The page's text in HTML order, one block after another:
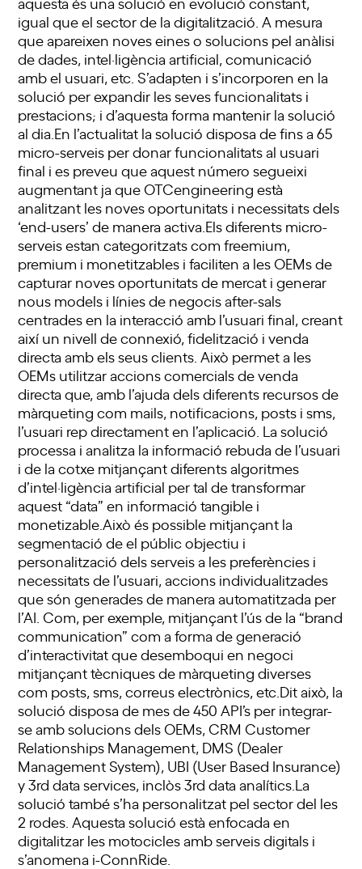
igual que el sector de la digitalització. A mesura
que apareixen noves eines o solucions pel anàlisi
de dades, intel·ligència artificial, comunicació
amb el usuari, etc. S’adapten i s’incorporen en la
solució per expandir les seves funcionalitats i
prestacions; i d’aquesta forma mantenir la solució
al dia.En l’actualitat la solució disposa de fins a 65
micro-serveis per donar funcionalitats al usuari
final i es preveu que aquest número segueixi
augmentant ja que OTCengineering està
analitzant les noves oportunitats i necessitats dels
‘end-users’ de manera activa.Els diferents micro-
serveis estan categoritzats com freemium,
premium i monetitzables i faciliten a les OEMs de
capturar noves oportunitats de mercat i generar
nous models i línies de negocis after-sals
centrades en la interacció amb l’usuari final, creant
així un nivell de connexió, fidelització i venda
directa amb els seus clients. Això permet a les
OEMs utilitzar accions comercials de venda
directa que, amb l’ajuda dels diferents recursos de
màrqueting com mails, notificacions, posts i sms,
l’usuari rep directament en l’aplicació. La solució
processa i analitza la informació rebuda de l’usuari
i de la cotxe mitjançant diferents algoritmes
d’intel·ligència artificial per tal de transformar
aquest “data” en informació tangible i
monetizable.Això és possible mitjançant la
segmentació de el públic objectiu i
personalització dels serveis a les preferències i
necessitats de l’usuari, accions individualitzades
que són generades de manera automatitzada per
l’AI. Com, per exemple, mitjançant l’ús de la “brand
communication” com a forma de generació
d’interactivitat que desemboqui en negoci
mitjançant tècniques de màrqueting diverses
com posts, sms, correus electrònics, etc.Dit això, la
solució disposa de mes de 450 API’s per integrar-
se amb solucions dels OEMs, CRM Customer
Relationships Management, DMS (Dealer
Management System), UBI (User Based Insurance)
y 3rd data services, inclòs 3rd data analítics.La
solució també s’ha personalitzat pel sector del les
2 rodes. Aquesta solució està enfocada en
digitalitzar les motocicles amb serveis digitals i
s’anomena i-ConnRide.